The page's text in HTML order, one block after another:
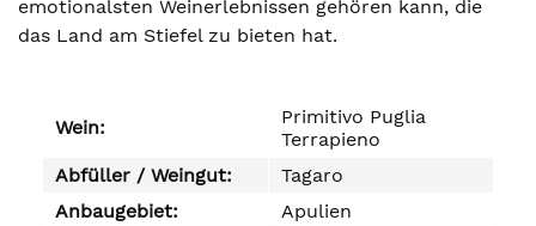
emotionalsten Weinerlebnissen gehören kann, die
das Land am Stiefel zu bieten hat.
Wein:
Primitivo Puglia
Terrapieno
Abfüller / Weingut:
Tagaro
Anbaugebiet:
Apulien